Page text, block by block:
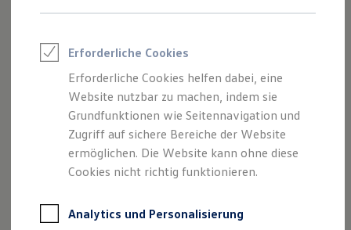
Leasing-Angebote
Elektroauto Leasing
Kleinwagen-Leasing
Leasing ohne Anzahlung
Finanzierung
Autokredit mit Schlussrate
Versicherungen und Garantien
Kfz-Versicherung
Restschuldversicherungen
Garantien
Professional Class bei Volkswagen
(Hahn Automobile GmbH + Co. KG NL
verantwortlichen Anbieter von Inhalten
und Angeboten, die auf dieser Website
speziell aufgeführt sind.
Impressum
Datenschutzerklärung
Erforderliche Cookies
Erforderliche Cookies helfen dabei, eine
Website nutzbar zu machen, indem sie
Grundfunktionen wie Seitennavigation und
Zugriff auf sichere Bereiche der Website
ermöglichen. Die Website kann ohne diese
Cookies nicht richtig funktionieren.
Analytics und Personalisierung